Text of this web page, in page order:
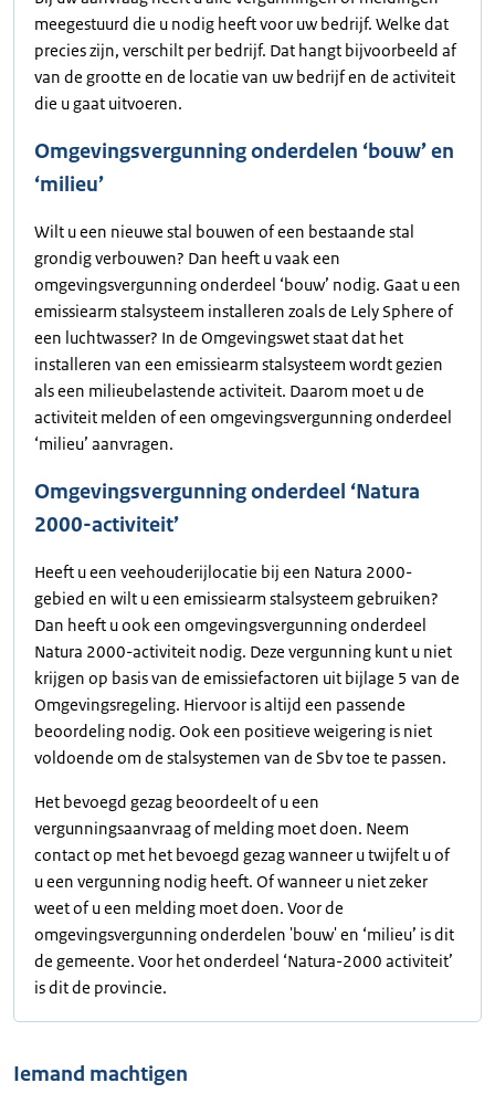
meegestuurd die u nodig heeft voor uw bedrijf. Welke dat
precies zijn, verschilt per bedrijf. Dat hangt bijvoorbeeld af
van de grootte en de locatie van uw bedrijf en de activiteit
die u gaat uitvoeren.
Omgevingsvergunning onderdelen ‘bouw’ en
‘milieu’
Wilt u een nieuwe stal bouwen of een bestaande stal
grondig verbouwen? Dan heeft u vaak een
omgevingsvergunning onderdeel ‘bouw’ nodig. Gaat u een
emissiearm stalsysteem installeren zoals de Lely Sphere of
een luchtwasser? In de Omgevingswet staat dat het
installeren van een emissiearm stalsysteem wordt gezien
als een milieubelastende activiteit. Daarom moet u de
activiteit melden of een omgevingsvergunning onderdeel
‘milieu’ aanvragen.
Omgevingsvergunning onderdeel ‘Natura
2000-activiteit’
Heeft u een veehouderijlocatie bij een Natura 2000-
gebied en wilt u een emissiearm stalsysteem gebruiken?
Dan heeft u ook een omgevingsvergunning onderdeel
Natura 2000-activiteit nodig. Deze vergunning kunt u niet
krijgen op basis van de emissiefactoren uit bijlage 5 van de
Omgevingsregeling. Hiervoor is altijd een passende
beoordeling nodig. Ook een positieve weigering is niet
voldoende om de stalsystemen van de Sbv toe te passen.
Het bevoegd gezag beoordeelt of u een
vergunningsaanvraag of melding moet doen. Neem
contact op met het bevoegd gezag wanneer u twijfelt u of
u een vergunning nodig heeft. Of wanneer u niet zeker
weet of u een melding moet doen. Voor de
omgevingsvergunning onderdelen 'bouw' en ‘milieu’ is dit
de gemeente. Voor het onderdeel ‘Natura-2000 activiteit’
is dit de provincie.
Iemand machtigen